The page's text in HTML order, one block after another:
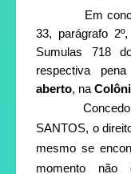
Em
33, parágrafo
Sumulas 718
respectiva pena
aberto, na
SANTOS, o
mesmo se
momento